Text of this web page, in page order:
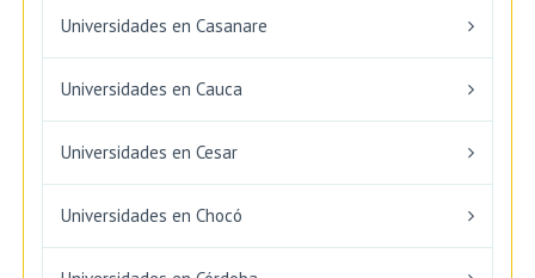
Universidades en Casanare
Universidades en Cauca
Universidades en Cesar
Universidades en Chocó